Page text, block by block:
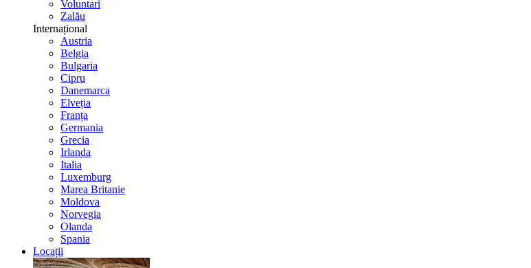
Voluntari
Zalău
Internațional
Austria
Belgia
Bulgaria
Cipru
Danemarca
Elveția
Franța
Germania
Grecia
Irlanda
Italia
Luxemburg
Marea Britanie
Moldova
Norvegia
Olanda
Spania
Locații